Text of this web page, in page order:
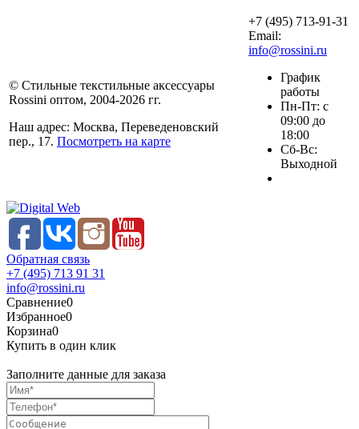
© Стильные текстильные аксессуары
Rossini оптом, 2004-2026 гг.
Наш адрес: Москва, Переведеновский
пер., 17. Посмотреть на карте
+7 (495) 713-91-31
Email:
info@rossini.ru
График
работы
Пн-Пт: с
09:00 до
18:00
Сб-Вс:
Выходной
Обратная связь
+7 (495) 713 91 31
info@rossini.ru
Сравнение0
Избранное0
Корзина0
Купить в один клик
Заполните данные для заказа